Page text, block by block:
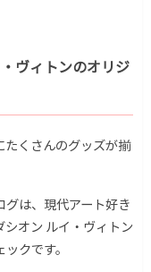
ヴィトンのオリジ
たくさんのグッズが揃
は、現代アート好き
オン ルイ・ヴィトン
クです。